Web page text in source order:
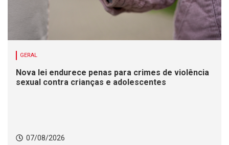
GERAL
Nova lei endurece penas para crimes de violência
sexual contra crianças e adolescentes
07/08/2026